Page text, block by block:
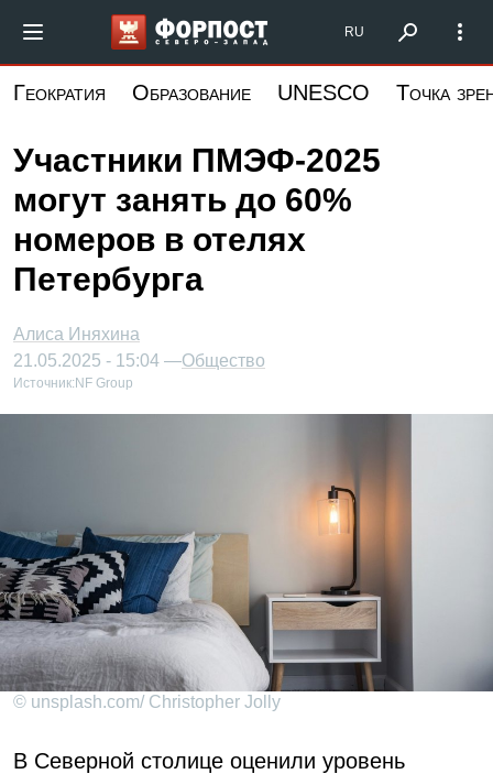
основному
Форпост Северо-Запад
RU
Геократия Образование UNESCO Точка
Участники ПМЭФ-2025
могут занять до 60%
номеров в отелях
Петербурга
Алиса Иняхина
21.05.2025 - 15:04 —Общество
Источник: NF Group
© unsplash.com/ Christopher Jolly
В Северной столице оценили уровень